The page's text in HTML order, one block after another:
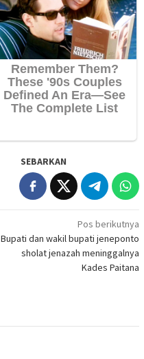
SEBARKAN
Pos berikutnya
Bupati dan wakil bupati jeneponto
sholat jenazah meninggalnya
Kades Paitana